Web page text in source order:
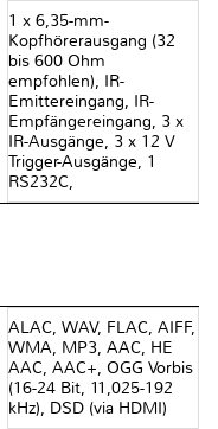
1 x 6,35-mm-
Kopfhörerausgang (32
bis 600 Ohm
empfohlen), IR-
Emittereingang, IR-
Empfängereingang, 3 x
IR-Ausgänge, 3 x 12 V
Trigger-Ausgänge, 1
RS232C,
ALAC, WAV, FLAC, AIFF,
WMA, MP3, AAC, HE
AAC, AAC+, OGG Vorbis
(16-24 Bit, 11,025-192
kHz), DSD (via HDMI)